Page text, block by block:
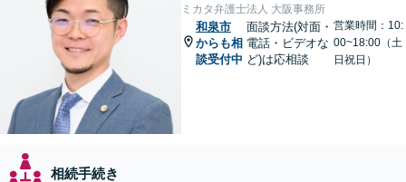
ミカタ弁護士法人 大阪事務所
和泉市
からも相
談受付中
面談方法(対面・
電話・ビデオな
ど)は応相談
営業時間：10:
00~18:00（土
日祝日）
相続手続き